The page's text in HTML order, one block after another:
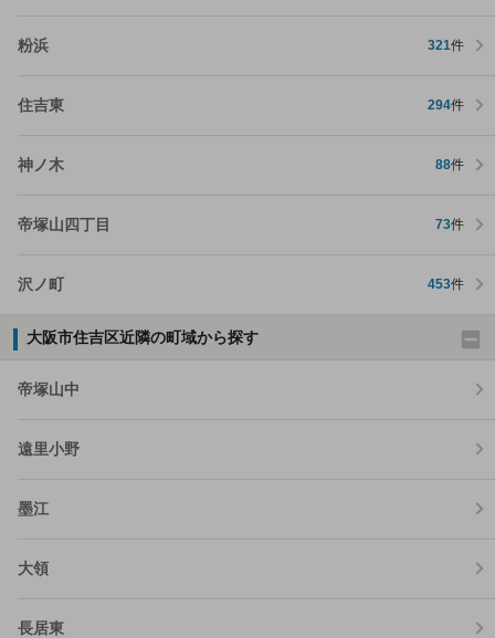
粉浜 321件
住吉東 294件
神ノ木 88件
帝塚山四丁目 73件
沢ノ町 453件
大阪市住吉区近隣の町域から探す
帝塚山中
遠里小野
墨江
大領
長居東